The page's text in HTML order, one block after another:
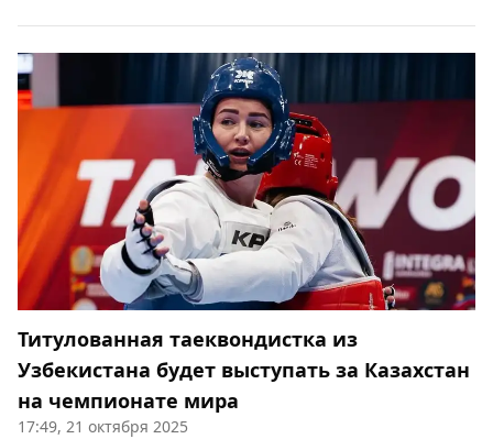
Титулованная таеквондистка из
Узбекистана будет выступать за Казахстан
на чемпионате мира
17:49, 21 октября 2025